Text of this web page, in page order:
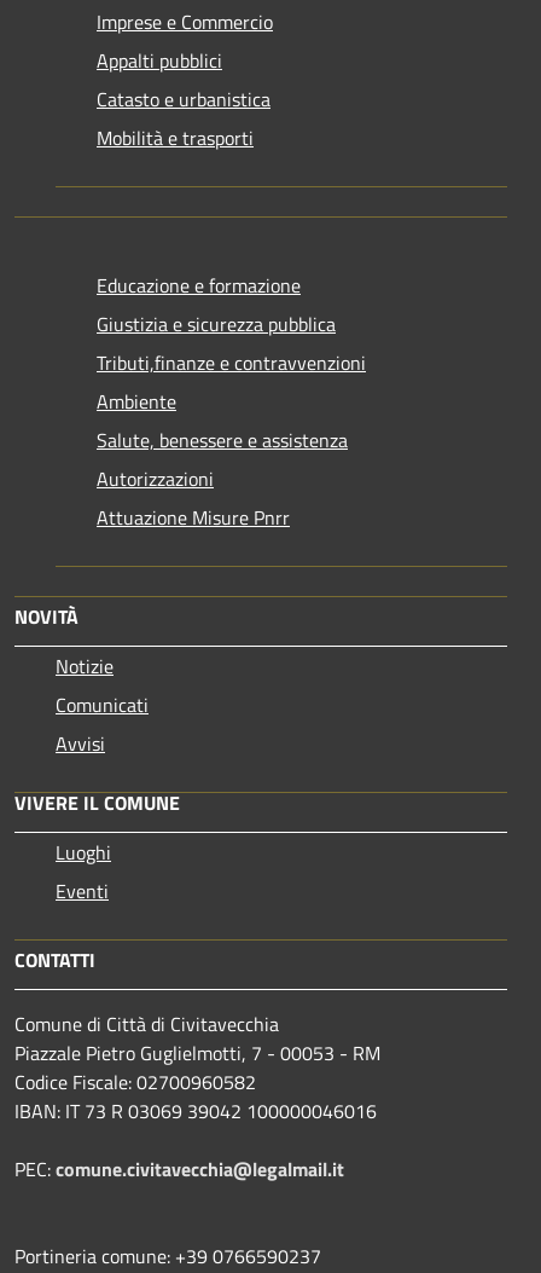
Imprese e Commercio
Appalti pubblici
Catasto e urbanistica
Mobilità e trasporti
Educazione e formazione
Giustizia e sicurezza pubblica
Tributi,finanze e contravvenzioni
Ambiente
Salute, benessere e assistenza
Autorizzazioni
Attuazione Misure Pnrr
NOVITÀ
Notizie
Comunicati
Avvisi
VIVERE IL COMUNE
Luoghi
Eventi
CONTATTI
Comune di Città di Civitavecchia
Piazzale Pietro Guglielmotti, 7 - 00053 - RM
Codice Fiscale: 02700960582
IBAN: IT 73 R 03069 39042 100000046016
PEC:comune.civitavecchia@legalmail.it
Portineria comune: +39 0766590237